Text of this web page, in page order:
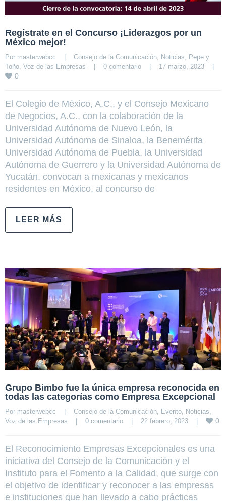
Regístrate en el Concurso ¡Liderazgos por un
México mejor!
Por masterwebcc | Consejo de la Comunicación Noticias
Pepe y
Toño Voz de las Empresas | 0 comentario | 17 marzo, 2023 |
0
El Colegio de México, A.C., y el Consejo Mexicano
de Negocios, A.C., con la colaboración de la
Universidad Autónoma de Nuevo León, la
Universidad Autónoma de Sinaloa, la Benemérita
Universidad Autónoma de Puebla, la Universidad
Autónoma de Guerrero y la Universidad Autónoma de
Yucatán, convocan a mexicanas y mexicanos
residentes en México, al concurso de
LEER MÁS
Grupo Bimbo fue la única empresa reconocida en
todas las categorías como Empresa Excepcional
Por masterwebcc Consejo de la Comunicación, Evento, Noticias
Voz de las Empresas
0 comentario 22 febrero, 2023 0
El Reconocimiento Empresas Excepcionales es una
iniciativa del Consejo de la Comunicación y el
Instituto para el Fomento a la Calidad, que surge con
el objetivo de identificar y reconocer a las empresas
e instituciones que han llevado a cabo prácticas